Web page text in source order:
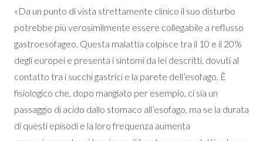
«Da un punto di vista strettamente clinico il suo disturbo
potrebbe più verosimilmente essere collegabile a reflusso
gastroesofageo. Questa malattia colpisce tra il 10 e il 20%
degli europei e presenta i sintomi da lei descritti, dovuti al
contatto tra i succhi gastrici e la parete dell’esofago. È
fisiologico che, dopo mangiato per esempio, ci sia un
passaggio di acido dallo stomaco all’esofago, ma se la durata
di questi episodi e la loro frequenza aumenta